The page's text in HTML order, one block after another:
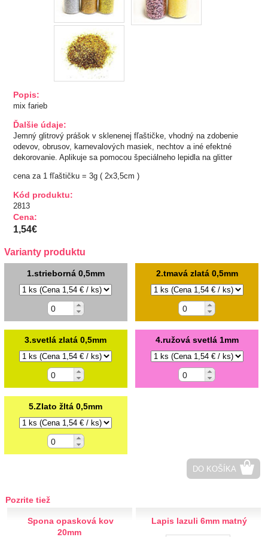
TIPY NA DARČEKY
Kovové, plastové
Prerážacie
"Pyramídky"
Prišívacie
Nažehlovacie, prilepovacie
Oči, nos,tvár
Kvetinky
Semišové, háčkované
Papierové, umelé
Zlaté, strieborné aplikácie
Saténové
Textilné
Háčkované, vyšívané
Plastové detské
Prišívacie
V kovovom lôžku
Polperličky
Flitre, korálky, glitter
Popis:
mix farieb
Ďalšie údaje:
Jemný glitrový prášok v sklenenej fľaštičke, vhodný na zdobenie
odevov, obrusov, karnevalových masiek, nechtov a iné efektné
dekorovanie. Aplikuje sa pomocou špeciálneho lepidla na glitter
cena za 1 fľaštičku = 3g ( 2x3,5cm )
Kód produktu:
2813
Cena:
1,54€
Varianty produktu
1.strieborná 0,5mm 2.tmavá zlatá 0,5mm
3.svetlá zlatá 0,5mm 4.ružová svetlá 1mm
5.Zlato žltá 0,5mm
DO KOŠÍKA
Pozrite tiež
Spona opasková kov
20mm
Lapis lazuli 6mm matný